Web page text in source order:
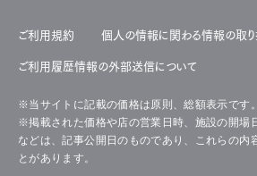
ご利用規約 個人の情報に関わる情報の取り
ご利用履歴情報の外部送信について
※当サイトに記載の価格は原則、総額表示です。
※掲載された価格や店の営業日時、施設の開場
などは、記事公開日のものであり、これらの内
とがあります。